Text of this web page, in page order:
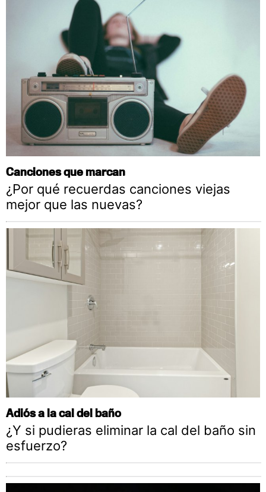
Canciones que marcan
¿Por qué recuerdas canciones viejas
mejor que las nuevas?
Adiós a la cal del baño
¿Y si pudieras eliminar la cal del baño sin
esfuerzo?